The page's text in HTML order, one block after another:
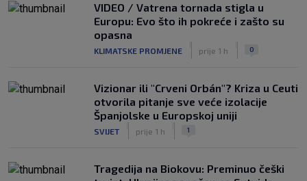
VIDEO / Vatrena tornada stigla u
Europu: Evo što ih pokreće i zašto su
opasna
KLIMATSKE PROMJENE prije 1 h 0
Vizionar ili "Crveni Orbán"? Kriza u Ceuti
otvorila pitanje sve veće izolacije
Španjolske u Europskoj uniji
SVIJET prije 1 h 1
Tragedija na Biokovu: Preminuo češki